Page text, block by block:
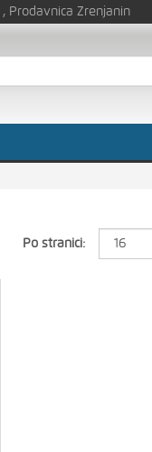
, Prodavnica Zrenjanin
Po stranici: